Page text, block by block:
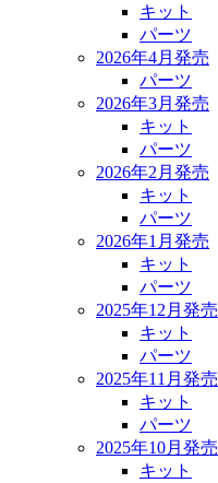
キット
パーツ
2026年4月発売
パーツ
2026年3月発売
キット
パーツ
2026年2月発売
キット
パーツ
2026年1月発売
キット
パーツ
2025年12月発売
キット
パーツ
2025年11月発売
キット
パーツ
2025年10月発売
キット